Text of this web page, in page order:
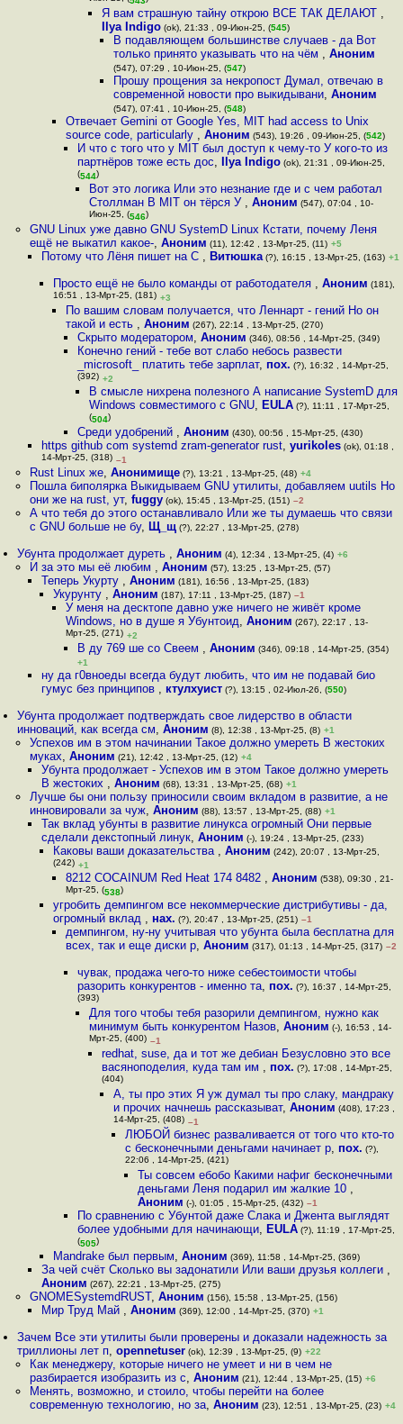
Я вам страшную тайну открою ВСЕ ТАК ДЕЛАЮТ ,
Ilya Indigo(ok), 21:33 , 09-Июн-25, (545)
В подавляющем большинстве случаев - да Вот
только принято указывать что на чём , Аноним
(547), 07:29 , 10-Июн-25, (547)
Прошу прощения за некропост Думал, отвечаю в
современной новости про выкидывани, Аноним
(547), 07:41 , 10-Июн-25, (548)
Отвечает Gemini от Google Yes, MIT had access to Unix
source code, particularly , Аноним (543), 19:26 , 09-Июн-25, (542)
И что с того что у MIT был доступ к чему-то У кого-то из
партнёров тоже есть дос, Ilya Indigo(ok), 21:31 , 09-Июн-25,
(544)
Вот это логика Или это незнание где и с чем работал
Столлман В MIT он тёрся У ,Аноним (547), 07:04 , 10-
Июн-25, (546)
GNU Linux уже давно GNU SystemD Linux Кстати, почему Леня
ещё не выкатил какое-, Аноним (11), 12:42 , 13-Мрт-25, (11) +5
Потому что Лёня пишет на С , Витюшка(?), 16:15 , 13-Мрт-25, (163) +1
Просто ещё не было команды от работодателя ,Аноним (181),
16:51 , 13-Мрт-25, (181) +3
По вашим словам получается, что Леннарт - гений Но он
такой и есть , Аноним (267), 22:14 , 13-Мрт-25, (270)
Скрыто модератором, Аноним (346), 08:56 , 14-Мрт-25, (349)
Конечно гений - тебе вот слабо небось развести
_microsoft_ платить тебе зарплат, пох. (?), 16:32 , 14-Мрт-25,
(392) +2
В смысле нихрена полезного А написание SystemD для
Windows совместимого с GNU, EULA (?), 11:11 , 17-Мрт-25,
(504)
Среди удобрений , Аноним (430), 00:56 , 15-Мрт-25, (430)
https github com systemd zram-generator rust, yurikoles(ok), 01:18 ,
14-Мрт-25, (318) –1
Rust Linux же, Анонимище(?), 13:21 , 13-Мрт-25, (48) +4
Пошла биполярка Выкидываем GNU утилиты, добавляем uutils Но
они же на rust, ут, fuggy(ok), 15:45 , 13-Мрт-25, (151) –2
А что тебя до этого останавливало Или же ты думаешь что связи
с GNU больше не бу, Щ_щ(?), 22:27 , 13-Мрт-25, (278)
Убунта продолжает дуреть ,Аноним (4), 12:34 , 13-Мрт-25, (4) +6
И за это мы её любим , Аноним (57), 13:25 , 13-Мрт-25, (57)
Теперь Укурту , Аноним (181), 16:56 , 13-Мрт-25, (183)
Укурунту ,Аноним (187), 17:11 , 13-Мрт-25, (187) –1
У меня на десктопе давно уже ничего не живёт кроме
Windows, но в душе я Убунтоид, Аноним (267), 22:17 , 13-
Мрт-25, (271) +2
В ду 769 ше со Свеем , Аноним (346), 09:18 , 14-Мрт-25, (354)
+1
ну да г0вноеды всегда будут любить, что им не подавай био
гумус без принципов , ктулхуист(?), 13:15 , 02-Июл-26, (550)
Убунта продолжает подтверждать свое лидерство в области
инноваций, как всегда см,Аноним (8), 12:38 , 13-Мрт-25, (8) +1
Успехов им в этом начинании Такое должно умереть В жестоких
муках, Аноним (21), 12:42 , 13-Мрт-25, (12) +4
Убунта продолжает - Успехов им в этом Такое должно умереть
В жестоких , Аноним (68), 13:31 , 13-Мрт-25, (68) +1
Лучше бы они пользу приносили своим вкладом в развитие, а не
инновировали за чуж, Аноним (88), 13:57 , 13-Мрт-25, (88) +1
Так вклад убунты в развитие линукса огромный Они первые
сделали декстопный линук, Аноним (-), 19:24 , 13-Мрт-25, (233)
Каковы ваши доказательства ,Аноним (242), 20:07 , 13-Мрт-25,
(242) +1
8212 COCAINUM Red Heat 174 8482 , Аноним (538), 09:30 , 21-
Мрт-25, (538)
угробить демпингом все некоммерческие дистрибутивы - да,
огромный вклад , нах. (?), 20:47 , 13-Мрт-25, (251) –1
демпингом, ну-ну учитывая что убунта была бесплатна для
всех, так и еще диски р, Аноним (317), 01:13 , 14-Мрт-25, (317) –2
чувак, продажа чего-то ниже себестоимости чтобы
разорить конкурентов - именно та, пох. (?), 16:37 , 14-Мрт-25,
(393)
Для того чтобы тебя разорили демпингом, нужно как
минимум быть конкурентом Назов,Аноним (-), 16:53 , 14-
Мрт-25, (400) –1
redhat, suse, да и тот же дебиан Безусловно это все
васяноподелия, куда там им , пох. (?), 17:08 , 14-Мрт-25,
(404)
А, ты про этих Я уж думал ты про слаку, мандраку
и прочих начнешь рассказыват, Аноним (408), 17:23 ,
14-Мрт-25, (408) –1
ЛЮБОЙ бизнес разваливается от того что кто-то
с бесконечными деньгами начинает р, пох. (?),
22:06 , 14-Мрт-25, (421)
Ты совсем ебобо Какими нафиг бесконечными
деньгами Леня подарил им жалкие 10 ,
Аноним (-), 01:05 , 15-Мрт-25, (432) –1
По сравнению с Убунтой даже Слака и Джента выглядят
более удобными для начинающи, EULA(?), 11:19 , 17-Мрт-25,
(505)
Mandrake был первым,Аноним (369), 11:58 , 14-Мрт-25, (369)
За чей счёт Сколько вы задонатили Или ваши друзья коллеги ,
Аноним (267), 22:21 , 13-Мрт-25, (275)
GNOMESystemdRUST, Аноним (156), 15:58 , 13-Мрт-25, (156)
Мир Труд Май , Аноним (369), 12:00 , 14-Мрт-25, (370) +1
Зачем Все эти утилиты были проверены и доказали надежность за
триллионы лет п,opennetuser (ok), 12:39 , 13-Мрт-25, (9) +22
Как менеджеру, которые ничего не умеет и ни в чем не
разбирается изобразить из с, Аноним (21), 12:44 , 13-Мрт-25, (15) +6
Менять, возможно, и стоило, чтобы перейти на более
современную технологию, но за, Аноним (23), 12:51 , 13-Мрт-25, (23) +4